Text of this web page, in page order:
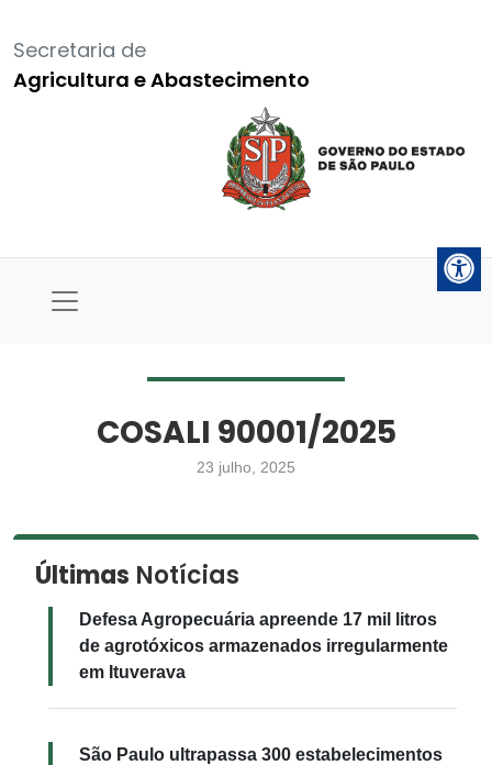
Secretaria de
Agricultura e Abastecimento
COSALI 90001/2025
23 julho, 2025
Últimas Notícias
Defesa Agropecuária apreende 17 mil litros
de agrotóxicos armazenados irregularmente
em Ituverava
São Paulo ultrapassa 300 estabelecimentos